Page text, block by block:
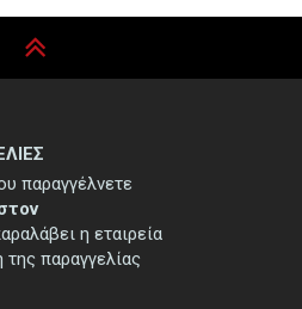
παραγγέλνετε
η εταιρεία
παραγγελίας